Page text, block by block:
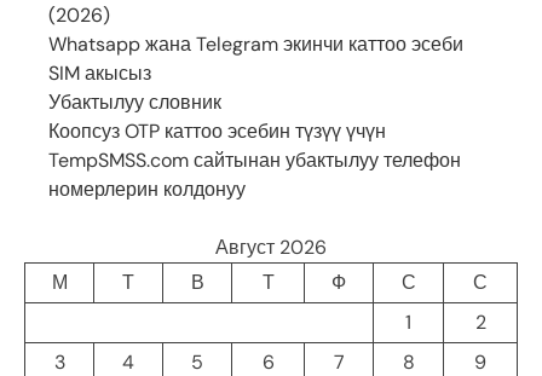
(2026)
Whatsapp жана Telegram экинчи каттоо эсеби
SIM акысыз
Убактылуу словник
Коопсуз OTP каттоо эсебин түзүү үчүн
TempSMSS.com сайтынан убактылуу телефон
номерлерин колдонуу
Август 2026
М
Т В Т Ф С
С
1
2
3
4 5 6 7 8
9